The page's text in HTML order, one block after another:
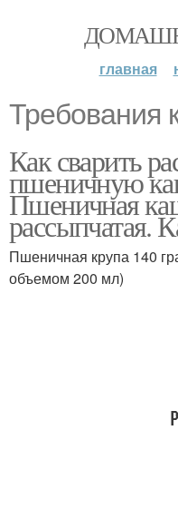
главная
Требования
Как сварить
пшеничную
Пшеничная
рассыпчатая.
Пшеничная крупа 140
объемом 200 мл)